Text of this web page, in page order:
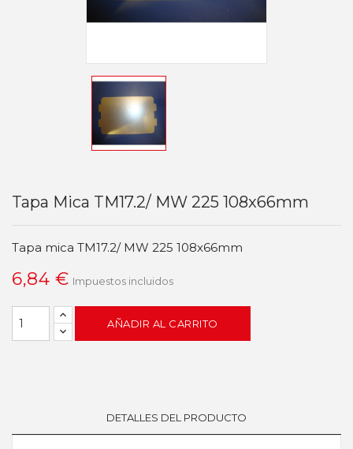
Tapa Mica TM17.2/ MW 225 108x66mm
Tapa mica TM17.2/ MW 225 108x66mm
6,84 € Impuestos incluidos
AÑADIR AL CARRITO
DETALLES DEL PRODUCTO